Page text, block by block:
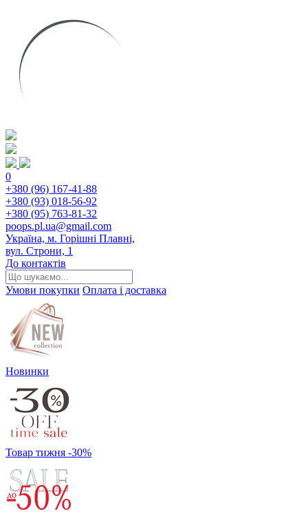
0
+380 (96) 167-41-88
+380 (93) 018-56-92
+380 (95) 763-81-32
poops.pl.ua@gmail.com
Україна, м. Горішні Плавні,
вул. Строни, 1
До контактів
Умови покупки Оплата і доставка
Новинки
Товар тижня -30%